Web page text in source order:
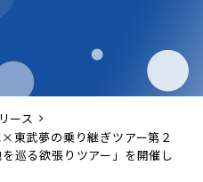
ース
武夢の乗り継ぎツアー第２
巡る欲張りツアー」を開催し